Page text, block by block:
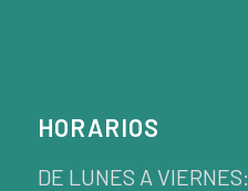
HORARIOS
DE LUNES A VIERNES: